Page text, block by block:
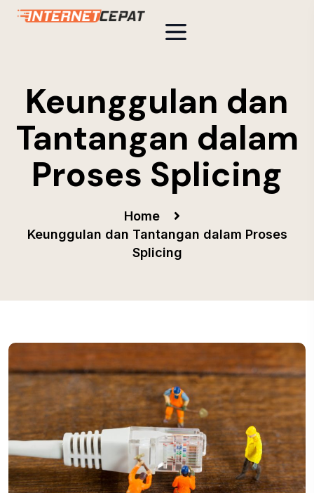
Keunggulan dan
Tantangan dalam
Proses Splicing
Home
Keunggulan dan Tantangan dalam Proses
Splicing